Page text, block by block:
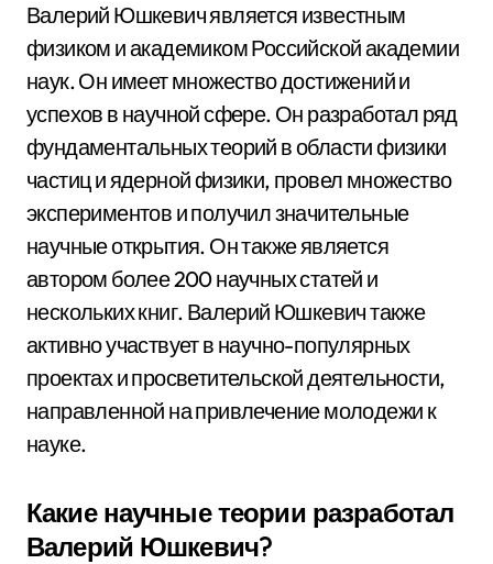
Валерий Юшкевич является известным
физиком и академиком Российской академии
наук. Он имеет множество достижений и
успехов в научной сфере. Он разработал ряд
фундаментальных теорий в области физики
частиц и ядерной физики, провел множество
экспериментов и получил значительные
научные открытия. Он также является
автором более 200 научных статей и
нескольких книг. Валерий Юшкевич также
активно участвует в научно-популярных
проектах и просветительской деятельности,
направленной на привлечение молодежи к
науке.
Какие научные теории разработал
Валерий Юшкевич?